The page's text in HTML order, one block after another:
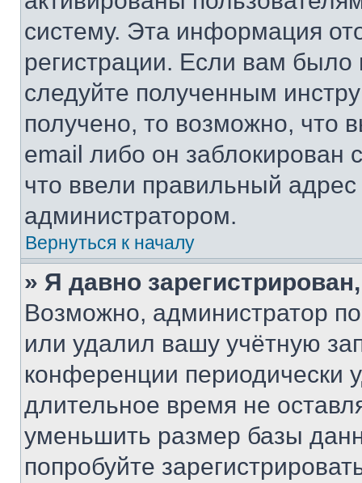
систему. Эта информация
регистрации. Если вам
следуйте полученным
получено, то возможно, что
email либо он
что ввели правильный адрес
администратором.
Вернуться к началу
» Я давно
Возможно, администратор
или удалил вашу учётную
конференции периодически
длительное время не
уменьшить размер базы
попробуйте